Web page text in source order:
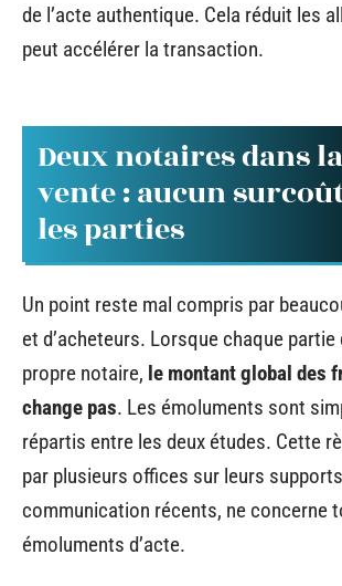
de l’acte authentique. Cela réduit les
peut accélérer la transaction.
Deux notaires dans
vente : aucun
les parties
Un point reste mal compris par
et d’acheteurs. Lorsque chaque
propre notaire, le montant global des
change pas. Les émoluments sont
répartis entre les deux études. Cette
par plusieurs offices sur leurs
communication récents, ne concerne
émoluments d’acte.